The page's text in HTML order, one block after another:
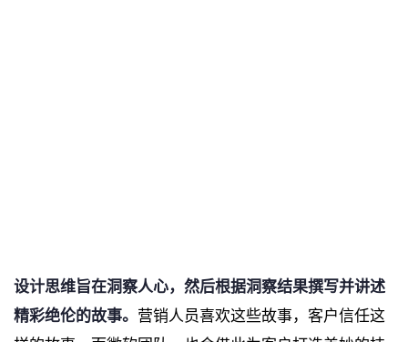
设计思维旨在洞察人心，然后根据洞察结果撰写并讲述
精彩绝伦的故事。 营销人员喜欢这些故事，客户信任这